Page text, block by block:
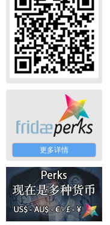
更多详情